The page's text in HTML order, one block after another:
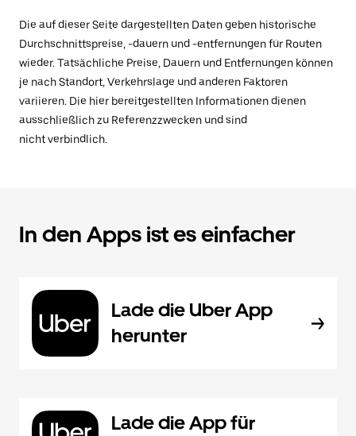
Die auf dieser Seite dargestellten Daten geben historische
Durchschnittspreise, -dauern und -entfernungen für Routen
wieder. Tatsächliche Preise, Dauern und Entfernungen können
je nach Standort, Verkehrslage und anderen Faktoren
variieren. Die hier bereitgestellten Informationen dienen
ausschließlich zu Referenzzwecken und sind
nicht verbindlich.
In den Apps ist es einfacher
Lade die Uber App
herunter
Lade die App für